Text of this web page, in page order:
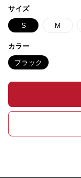
サイズ
S M
カラー
ブラック